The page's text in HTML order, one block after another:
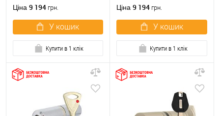
Ціна 9 194 грн.
У кошик
Купити в 1 клік
Ціна 9 194 грн.
У кошик
Купити в 1 клік